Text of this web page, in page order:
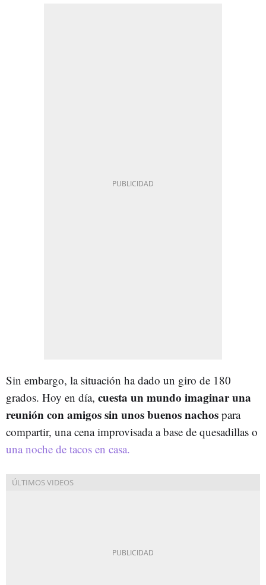
Sin embargo, la situación ha dado un giro de 180
grados. Hoy en día, cuesta un mundo imaginar una
reunión con amigos sin unos buenos nachos para
compartir, una cena improvisada a base de quesadillas o
una noche de tacos en casa.